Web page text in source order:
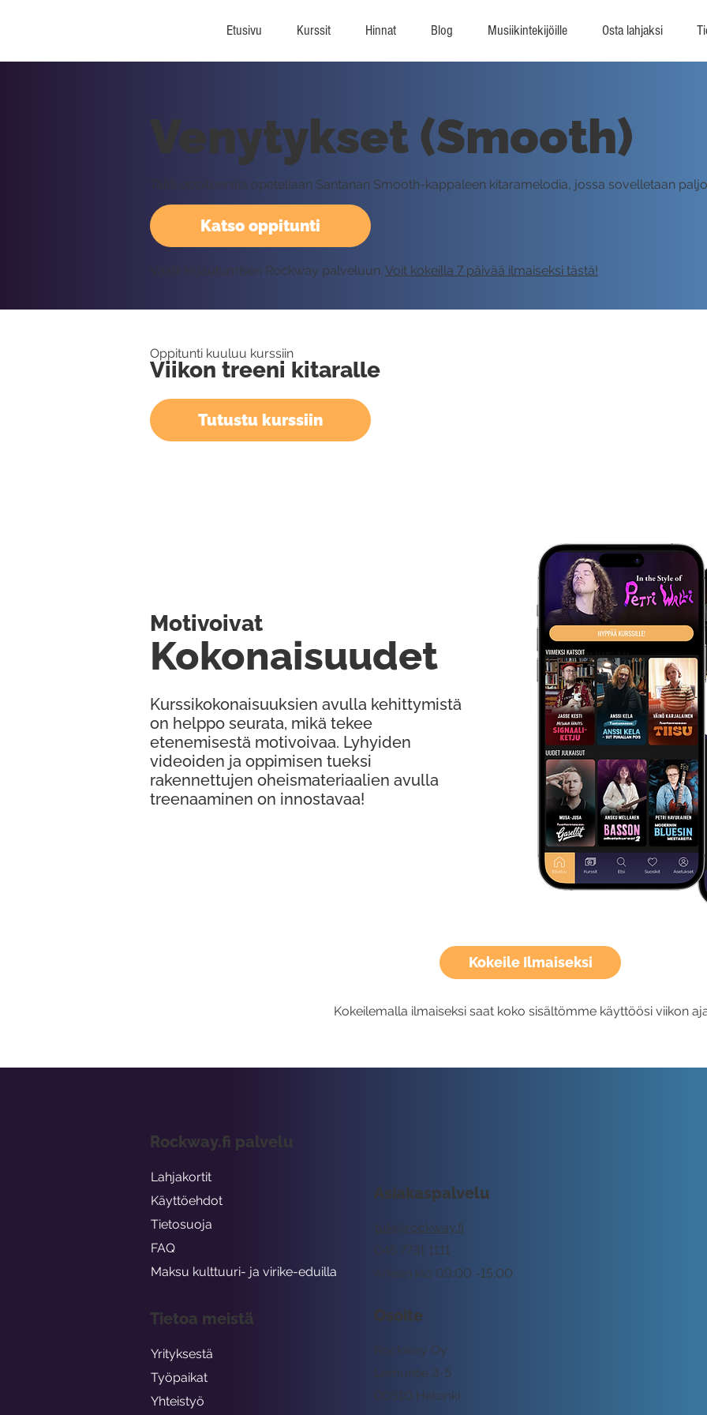
Etusivu Kurssit Hinnat Blog Musiikintekijöille Osta lahjaksi
Kokeile Ilmaiseksi
Kokeilemalla ilmaiseksi saat koko sisältömme käyttöösi viikon
Katso oppitunti
Venytykset (Smooth)
Tällä oppitunnilla opetellaan Santanan Smooth-kappaleen kitaramelodia, jossa sovelletaan
Vaatii kirjautumisen Rockway palveluun. Voit kokeilla 7 päivää ilmaiseksi tästä!
Oppitunti kuuluu kurssiin
Viikon treeni kitaralle
Tutustu kurssiin
Kurssikokonaisuuksien avulla kehittymistä
on helppo seurata, mikä tekee
etenemisestä motivoivaa. Lyhyiden
videoiden ja oppimisen tueksi
rakennettujen oheismateriaalien avulla
treenaaminen on innostavaa!
Kokonaisuudet
Motivoivat
Asiakaspalvelu
tuki@rockway.fi
Arkisin klo 09:00 -15:00
045 7731 1111
Osoite
Rockway Oy
Lemuntie 3-5
00510 Helsinki
Rockway.fi palvelu
Lahjakortit
Käyttöehdot
Tietosuoja
FAQ
Maksu kulttuuri- ja virike-eduilla
Tietoa meistä
Yrityksestä
Työpaikat
Yhteistyö